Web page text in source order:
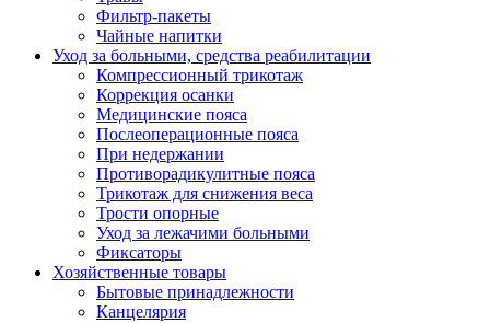
Фильтр-пакеты
Чайные напитки
Уход за больными, средства реабилитации
Компрессионный трикотаж
Коррекция осанки
Медицинские пояса
Послеоперационные пояса
При недержании
Противорадикулитные пояса
Трикотаж для снижения веса
Трости опорные
Уход за лежачими больными
Фиксаторы
Хозяйственные товары
Бытовые принадлежности
Канцелярия